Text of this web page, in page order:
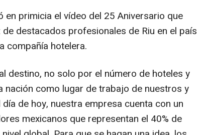
en primicia el vídeo del 25 Aniversario que
destacados profesionales de Riu en el país
compañía hotelera.
destino, no solo por el número de hoteles y
nación como lugar de trabajo de nuestros y
de hoy, nuestra empresa cuenta con un
mexicanos que representan el 40% de